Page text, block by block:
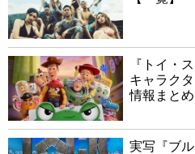
『トイ・
キャラク
情報まとめ
実写『ブ